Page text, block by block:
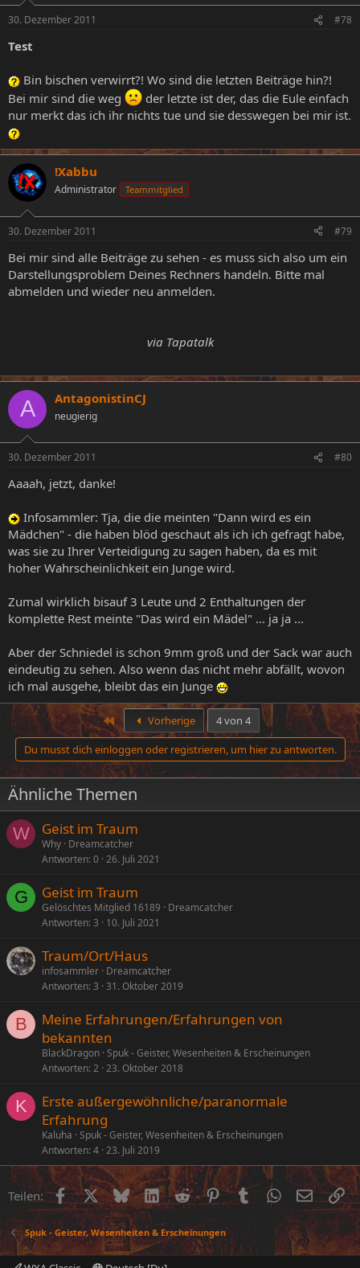
30. Dezember 2011 #78
Test
Bin bischen verwirrt?! Wo sind die letzten Beiträge hin?!
Bei mir sind die weg
der letzte ist der, das die Eule einfach
nur merkt das ich ihr nichts tue und sie desswegen bei mir ist.
!Xabbu
Administrator Teammitglied
30. Dezember 2011 #79
Bei mir sind alle Beiträge zu sehen - es muss sich also um ein
Darstellungsproblem Deines Rechners handeln. Bitte mal
abmelden und wieder neu anmelden.
via Tapatalk​
A AntagonistinCJ
neugierig
30. Dezember 2011 #80
Aaaah, jetzt, danke!
Infosammler: Tja, die die meinten "Dann wird es ein
Mädchen" - die haben blöd geschaut als ich ich gefragt habe,
was sie zu Ihrer Verteidigung zu sagen haben, da es mit
hoher Wahrscheinlichkeit ein Junge wird.
Zumal wirklich bisauf 3 Leute und 2 Enthaltungen der
komplette Rest meinte "Das wird ein Mädel" ... ja ja ...
Aber der Schniedel is schon 9mm groß und der Sack war auch
eindeutig zu sehen. Also wenn das nicht mehr abfällt, wovon
ich mal ausgehe, bleibt das ein Junge
Erste Vorherige
4 von 4
Du musst dich einloggen oder registrieren, um hier zu antworten.
Ähnliche Themen
W Geist im Traum
Why Dreamcatcher
Antworten 0 26. Juli 2021
G Geist im Traum
Gelöschtes Mitglied 16189
Dreamcatcher
Antworten 3 10. Juli 2021
Traum/Ort/Haus
infosammler Dreamcatcher
Antworten 3 31. Oktober 2019
B
Meine Erfahrungen/Erfahrungen von
bekannten
BlackDragon Spuk - Geister, Wesenheiten & Erscheinungen
Antworten 2 23. Oktober 2018
K
Erste außergewöhnliche/paranormale
Erfahrung
Kaluha Spuk - Geister, Wesenheiten & Erscheinungen
Antworten 4 23. Juli 2019
Teilen: FacebookX (Twitter)
BlueskyLinkedInRedditPinterestTumblr WhatsApp
E-Mail
Spuk - Geister, Wesenheiten & Erscheinungen